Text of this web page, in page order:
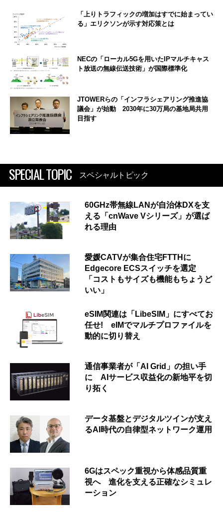
「上りトラフィックの増加はすでに始まってい
る」エリクソンが示す対応策とは
NECの「ローカル5Gを用いたIPマルチキャス
ト放送の無線伝送技術」が国際標準化
JTOWERらの「インフラシェアリング推進協
議会」が始動 2030年に30万局の基地局共用
目指す
SPECIAL TOPIC スペシャルトピック
60GHz帯無線LANが自治体DXを支
える「cnWave Vシリーズ」が選ば
れる理由
愛媛CATVが集合住宅FTTHに
Edgecore ECSスイッチを選定
「コストもサイズも機能もちょうど
いい」
eSIM関連は「LibeSIM」にすべてお
任せ! eIMでマルチプロファイルを
動的に切り替え
通信事業者が「AI Grid」の担い手
に AIサービス収益化の新地平を切
り拓く
データ基盤とデジタルツインが支え
るAI時代の自律型ネットワーク運用
6Gはスペック重視から体感品質重
視へ 進化を支える正確なシミュレ
ーション